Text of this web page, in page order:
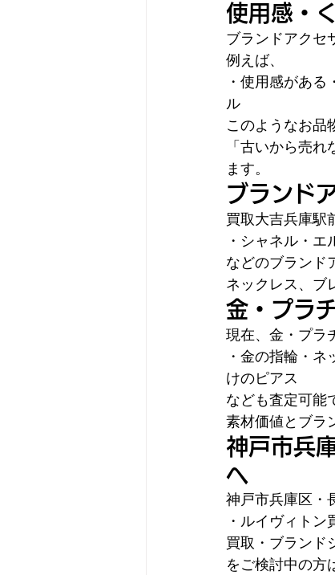
使用感・
ブランドアクセ
例えば、
・使用感があ
ル
このようなお品
「古いから売
ます。
ブランド
買取大吉兵庫駅
・シャネル・
などのブランド
ネックレス、ブ
金・プラ
現在、金・プラ
・金の指輪・
けのピアス
なども査定可能
素材価値とブラ
神戸市兵
へ
神戸市兵庫区・
・ルイヴィト
買取・ブランド
をご検討中の方